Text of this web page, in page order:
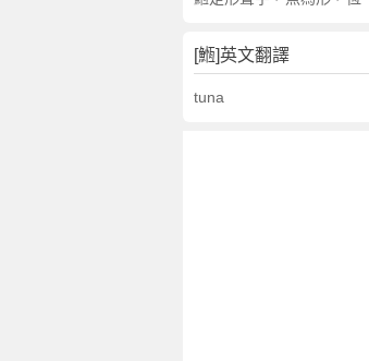
[䱭]英文翻譯
tuna